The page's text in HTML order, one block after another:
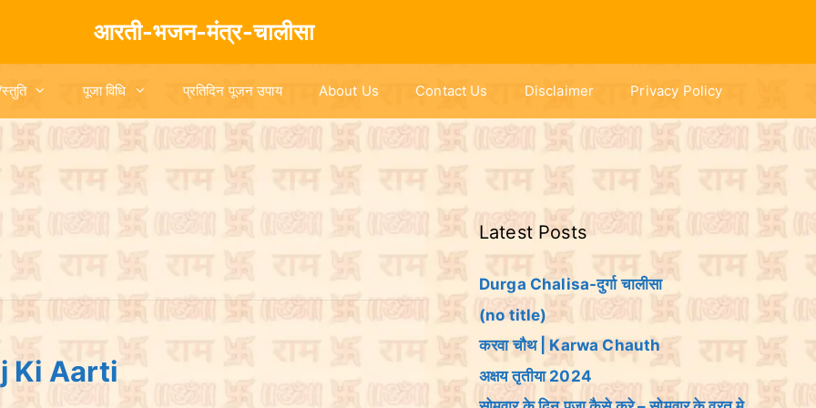
आरती-भजन-मंत्र-चालीसा
पूजा विधि प्रतिदिन पूजन उपाय About Us Contact Us Disclaimer Privacy Policy
Ki Aarti
Latest Posts
Durga Chalisa-दुर्गा चालीसा
(no title)
करवा चौथ | Karwa Chauth
अक्षय तृतीया 2024